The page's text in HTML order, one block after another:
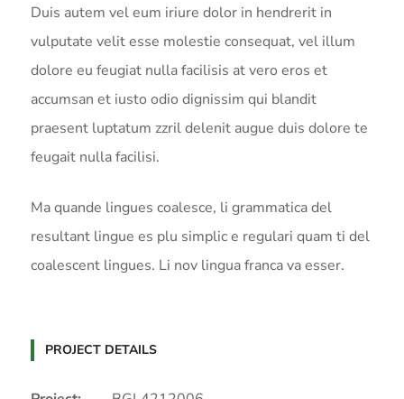
Duis autem vel eum iriure dolor in hendrerit in
vulputate velit esse molestie consequat, vel illum
dolore eu feugiat nulla facilisis at vero eros et
accumsan et iusto odio dignissim qui blandit
praesent luptatum zzril delenit augue duis dolore te
feugait nulla facilisi.
Ma quande lingues coalesce, li grammatica del
resultant lingue es plu simplic e regulari quam ti del
coalescent lingues. Li nov lingua franca va esser.
PROJECT DETAILS